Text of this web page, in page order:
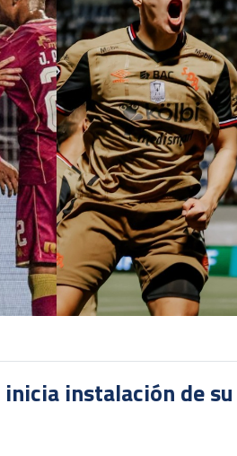
inicia instalación de